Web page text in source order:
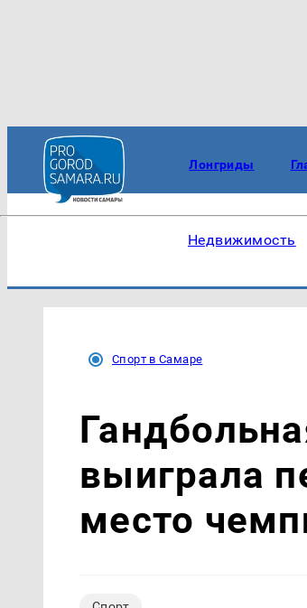
Лонгриды
Недвижимость
Спорт в Самаре
выиграла
место